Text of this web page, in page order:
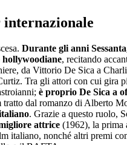
internazionale
Durante gli anni
, recitando
da Vittorio De Sica a
Tra gli attori con cui gira
è proprio De Sica a
tratto dal romanzo di Alberto
. Grazie a questo ruolo,
attrice (1962), la prima
italiano, nonché altri premi